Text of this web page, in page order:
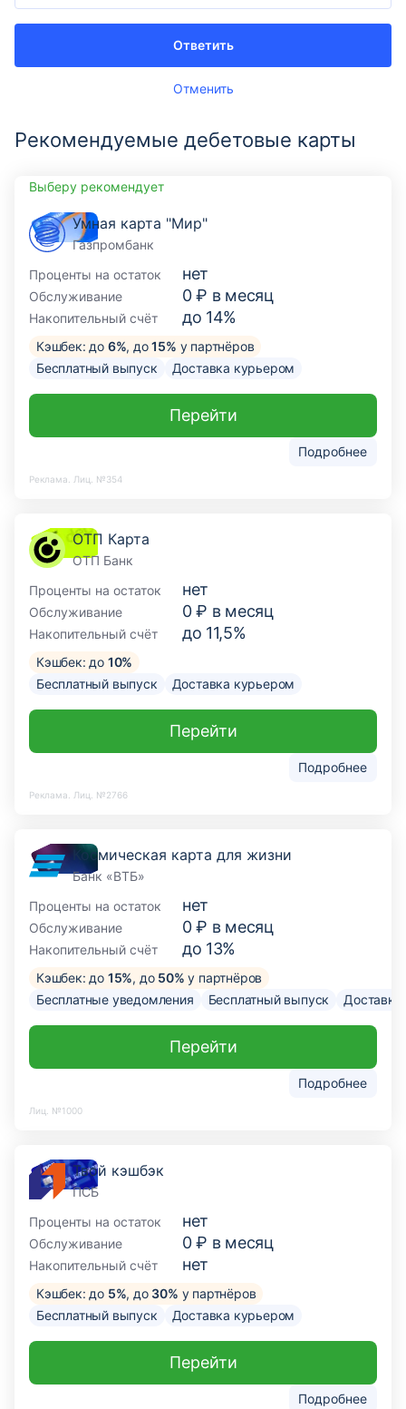
Отменить
Ответить
Рекомендуемые дебетовые карты
Выберу рекомендует
Умная карта "Мир"
Газпромбанк
Проценты на остаток
нет
Обслуживание 0 ₽ в месяц
Накопительный счёт до 14%
Кэшбек: до 6%, до15% у партнёров
Бесплатный выпуск
Доставка курьером
Подробнее
Перейти
Реклама. Лиц. №354
ОТП Карта
ОТП Банк
Проценты на остаток
нет
Обслуживание 0 ₽ в месяц
Накопительный счёт до 11,5%
Кэшбек: до 10%
Бесплатный выпуск
Доставка курьером
Подробнее
Перейти
Реклама. Лиц. №2766
Космическая карта для жизни
Банк «ВТБ»
Проценты на остаток
нет
Обслуживание 0 ₽ в месяц
Накопительный счёт до 13%
Кэшбек: до 15%, до 50% у партнёров
Бесплатные уведомления
Бесплатный выпуск
Подробнее
Перейти
Лиц. №1000
Твой кэшбэк
ПСБ
Проценты на остаток
нет
Обслуживание 0 ₽ в месяц
Накопительный счёт нет
Кэшбек: до 5%, до 30% у партнёров
Бесплатный выпуск
Доставка курьером
Подробнее
Перейти